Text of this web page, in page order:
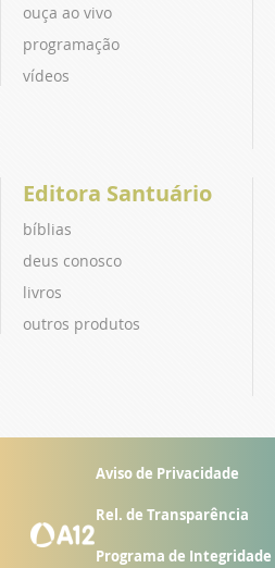
ouça ao vivo
programação
vídeos
Editora Santuário
bíblias
deus conosco
livros
outros produtos
Aviso de Privacidade
Rel. de Transparência
Programa de Integridade